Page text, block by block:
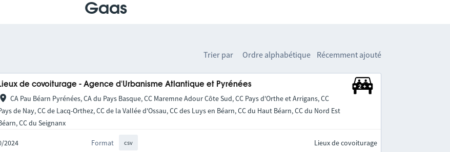
Gaas
Trier par Ordre alphabétique Récemment ajouté
Lieux de covoiturage - Agence d'Urbanisme Atlantique et Pyrénées
CA Pau Béarn Pyrénées, CA du Pays Basque, CC Maremne Adour Côte Sud, CC Pays d'Orthe et Arrigans, CC
de Nay, CC de Lacq-Orthez, CC de la Vallée d'Ossau, CC des Luys en Béarn, CC du Haut Béarn, CC du Nord Est
CC du Seignanx
2024 Format csv Lieux de covoiturage